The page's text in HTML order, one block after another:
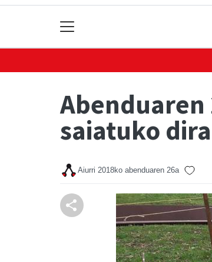
saiatuko dira
Aiurri 2018ko abenduaren 26a